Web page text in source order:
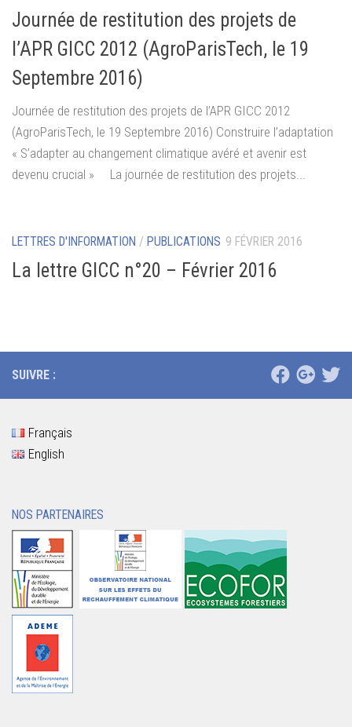
Journée de restitution des projets de
l’APR GICC 2012 (AgroParisTech, le 19
Septembre 2016)
Journée de restitution des projets de l’APR GICC 2012
(AgroParisTech, le 19 Septembre 2016) Construire l’adaptation
« S’adapter au changement climatique avéré et avenir est
devenu crucial » La journée de restitution des projets...
LETTRES D'INFORMATION / PUBLICATIONS 9 FÉVRIER 2016
La lettre GICC n°20 – Février 2016
SUIVRE :
Français
English
NOS PARTENAIRES